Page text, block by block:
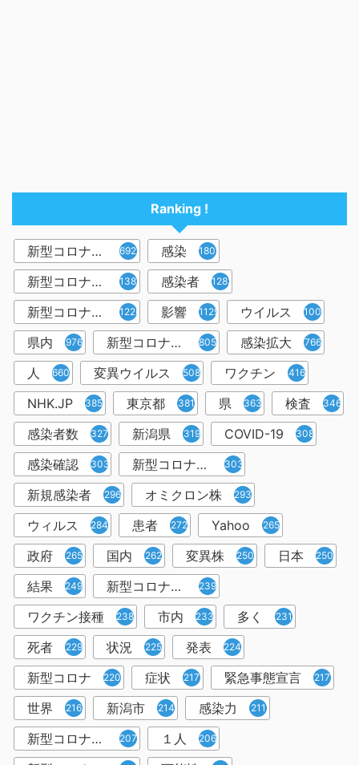
Ranking !
新型コロナウイルス 6921 感染 1809
新型コロナウィルス 1382 感染者 1283
新型コロナウイルス感染症 1226 影響 1129 ウイルス 1001
県内 976 新型コロナウイルス感染 805 感染拡大 766
人 660 変異ウイルス 508 ワクチン 416
NHK.JP 385 東京都 381 県 363 検査 346
感染者数 327 新潟県 319 COVID-19 308
感染確認 303 新型コロナウィルス感染症 303
新規感染者 296 オミクロン株 293
ウィルス 284 患者 272 Yahoo 265
政府 265 国内 262 変異株 250 日本 250
結果 249 新型コロナウイルスワクチン 239
ワクチン接種 238 市内 233 多く 231
死者 229 状況 225 発表 224
新型コロナ 220 症状 217 緊急事態宣言 217
世界 216 新潟市 214 感染力 211
新型コロナウイルス感染者 207 １人 206